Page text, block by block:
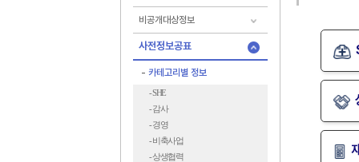
비공개대상정보
사전정보공표
카테고리별 정보
- SHE
- 감사
- 경영
- 비축사업
- 상생협력